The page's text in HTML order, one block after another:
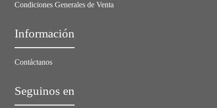
Condiciones Generales de Venta
Información
Contáctanos
Seguinos en